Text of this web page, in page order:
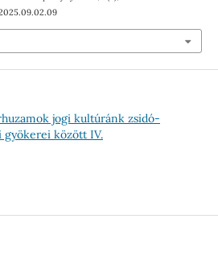
jogi kultúránk zsidó-
gyökerei között IV.